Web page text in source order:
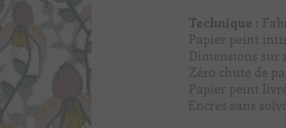
Technique :
Papier peint
Dimensions sur
Zéro chute de
Papier peint
Encres sans